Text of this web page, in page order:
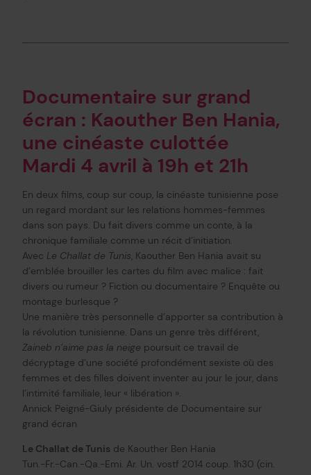
Documentaire sur grand
écran : Kaouther Ben Hania,
une cinéaste culottée
Mardi 4 avril à 19h et 21h
En deux films, coup sur coup, la cinéaste tunisienne pose
un regard mordant sur les relations hommes-femmes
dans son pays. Du fait divers comme un conte, à la
chronique familiale comme un récit d’initiation.
Avec Le Challat de Tunis, Kaouther Ben Hania avait su
d’emblée brouiller les cartes du film avec malice : fait
divers ou rumeur ? Fiction ou documentaire ? Enquête ou
montage burlesque ?
Une manière très personnelle d’apporter sa contribution à
la révolution tunisienne. Dans un genre très différent,
Zaineb n’aime pas la neige poursuit ce travail de
décryptage d’une société profondément sexiste où des
femmes et des filles doivent inventer au jour le jour, dans
l’intimité familiale, leur « libération ».
Annick Peigné-Giuly présidente de Documentaire sur
grand écran
Le Challat de Tunis de Kaouther Ben Hania
Tun.-Fr.-Can.-Qa.-Emi. Ar. Un. vostf 2014 coup. 1h30 (cin.